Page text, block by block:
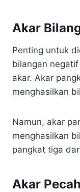
Akar
Penting untuk
bilangan
akar. Akar
menghasilkan
Namun, akar
menghasilkan
pangkat tiga
Akar